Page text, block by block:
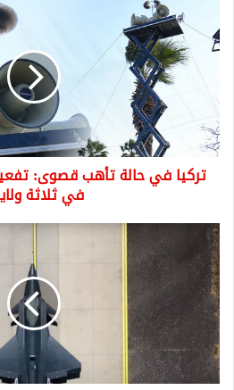
في
حالة
تأهب
قصوى:
تفعيل
نظام
إنذار
تسونامي
فيتركيا في حالة تأهب قصوى:
في ثلاثة
"قزل
إلما"..
الطائرة
القتالية
التركية
المسيرة
تحقق
إنجازًا
جديدًا